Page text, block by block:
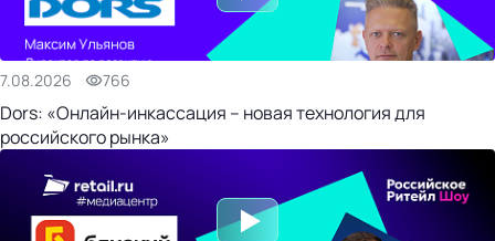
7.08.2026 766
Dors: «Онлайн-инкассация – новая технология для
российского рынка»